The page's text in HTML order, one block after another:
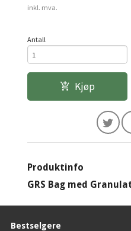
inkl. mva.
Antall
Kjøp
Produktinfo
GRS Bag med
Bestselgere